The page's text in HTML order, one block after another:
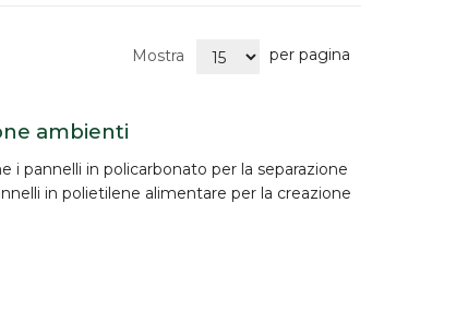
Mostra per pagina
ambienti
i pannelli in policarbonato per la separazione
in polietilene alimentare per la creazione